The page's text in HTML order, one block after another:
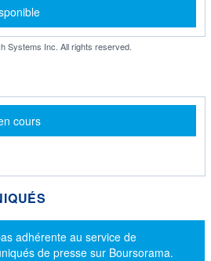
Systems Inc. All rights reserved.
cours
adhérente au service de
de presse sur Boursorama.